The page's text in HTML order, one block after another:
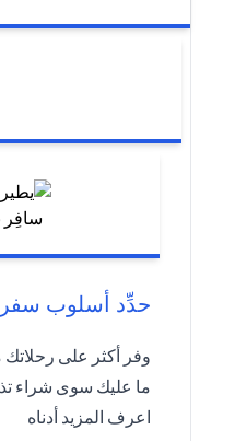
سافِر
حدِّد أسلوب
وفر أكثر على رحلاتك مع أي
ما عليك سوى شراء
اعرف المزيد أدناه